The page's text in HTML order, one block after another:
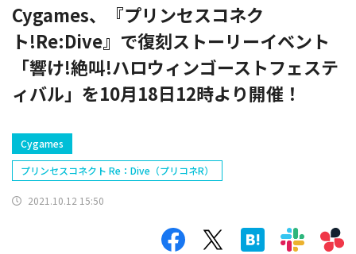
Cygames、『プリンセスコネク
ト!Re:Dive』で復刻ストーリーイベント
「響け!絶叫!ハロウィンゴーストフェステ
ィバル」を10月18日12時より開催！
Cygames
プリンセスコネクト Re：Dive（プリコネR）
2021.10.12 15:50